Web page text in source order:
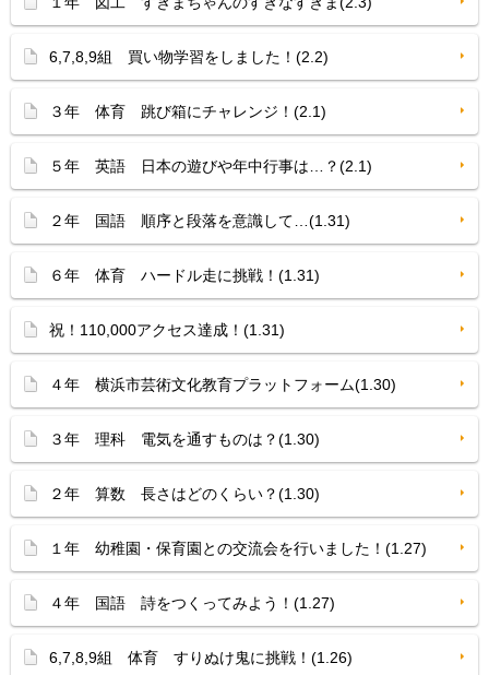
6,7,8,9組 買い物学習をしました！(2.2)
３年 体育 跳び箱にチャレンジ！(2.1)
５年 英語 日本の遊びや年中行事は…？(2.1)
２年 国語 順序と段落を意識して…(1.31)
６年 体育 ハードル走に挑戦！(1.31)
祝！110,000アクセス達成！(1.31)
４年 横浜市芸術文化教育プラットフォーム(1.30)
３年 理科 電気を通すものは？(1.30)
２年 算数 長さはどのくらい？(1.30)
１年 幼稚園・保育園との交流会を行いました！(1.27)
４年 国語 詩をつくってみよう！(1.27)
6,7,8,9組 体育 すりぬけ鬼に挑戦！(1.26)